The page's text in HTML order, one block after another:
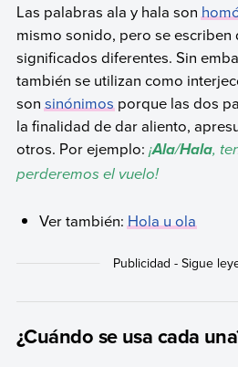
Las palabras ala y hala son
mismo sonido, pero se escriben
significados diferentes. Sin
también se utilizan como
sonsinónimosporque las dos
la finalidad de dar aliento,
otros. Por ejemplo: ¡Ala/Hala,
perderemos el vuelo!
Ver también:Hola u ola
¿Cuándo se usa cada